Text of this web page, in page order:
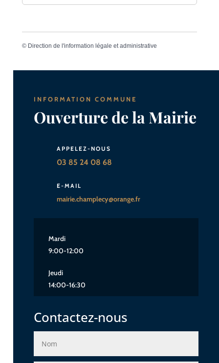
© Direction de l'information légale et administrative
INFORMATION COMMUNE
Ouverture de la Mairie
APPELEZ-NOUS
03 85 24 08 68
E-MAIL
mairie.champlecy@orange.fr
Mardi
9:00-12:00
Jeudi
14:00-16:30
Contactez-nous